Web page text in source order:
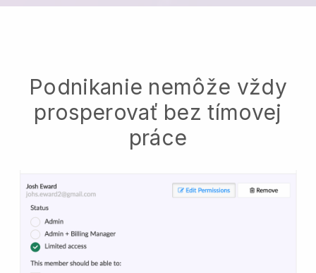
Podnikanie nemôže vždy
prosperovať bez tímovej
práce